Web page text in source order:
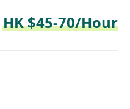
HK $45-70/Hour